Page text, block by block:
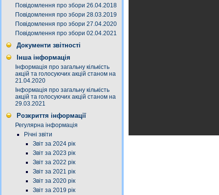
Повідомлення про збори 26.04.2018
Повідомлення про збори 28.03.2019
Повідомлення про збори 27.04.2020
Повідомлення про збори 02.04.2021
Документи звітності
Інша інформація
Інформація про загальну кількість
акцій та голосуючих акцій станом на
21.04.2020
Інформація про загальну кількість
акцій та голосуючих акцій станом на
29.03.2021
Розкриття інформації
Регулярна інформація
Річні звіти
Звіт за 2024 рік
Звіт за 2023 рік
Звіт за 2022 рік
Звіт за 2021 рік
Звіт за 2020 рік
Звіт за 2019 рік